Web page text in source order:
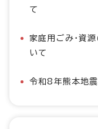
て
家庭用ごみ・資
いて
令和8年熊本地